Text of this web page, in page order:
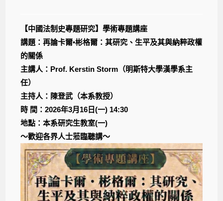
【中國法制史專題研究】學術專題講座
講題：再論卡爾•彬格爾：其研究、生平及其與納粹政權
的關係
主講人：Prof. Kerstin Storm（明斯特大學漢學系主
任）
主持人：陳登武（本系教授）
時 間：2026年3月16日(一) 14:30
地點：本系研究生教室(一)
～歡迎各界人士蒞臨聽講～